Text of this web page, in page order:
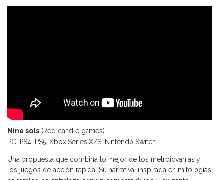
Nine sols (Red candle games)
PC, PS4, PS5, Xbox Series X/S, Nintendo Switch
Una propuesta que combina lo mejor de los metroidvanias y
los juegos de acción rápida. Su narrativa, inspirada en mitologías